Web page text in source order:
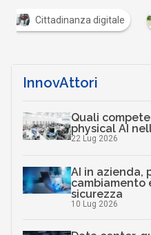
Cittadinanza digitale
InnovAttori
Quali
physical AI
22 Lug 2026
AI in azienda,
cambiamento
sicurezza
10 Lug 2026